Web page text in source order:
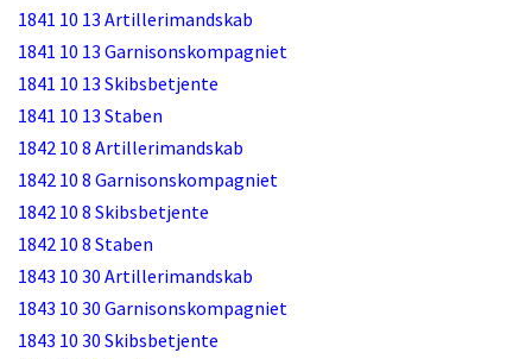
1841 10 13 Artillerimandskab
1841 10 13 Garnisonskompagniet
1841 10 13 Skibsbetjente
1841 10 13 Staben
1842 10 8 Artillerimandskab
1842 10 8 Garnisonskompagniet
1842 10 8 Skibsbetjente
1842 10 8 Staben
1843 10 30 Artillerimandskab
1843 10 30 Garnisonskompagniet
1843 10 30 Skibsbetjente